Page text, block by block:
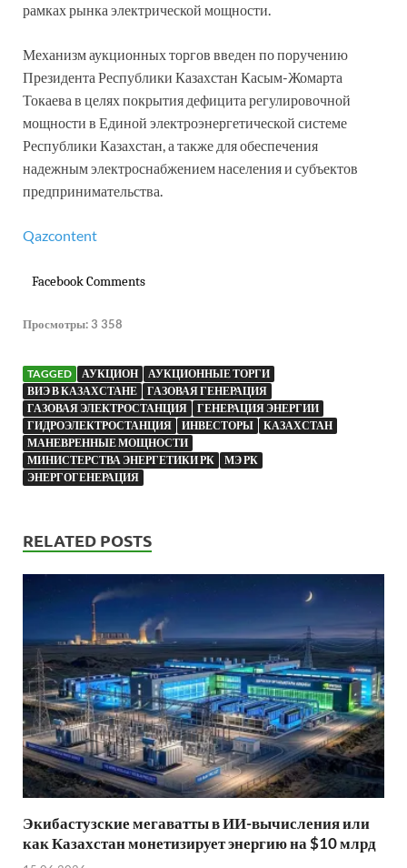
рамках рынка электрической мощности.
Механизм аукционных торгов введен по поручению
Президента Республики Казахстан Касым-Жомарта
Токаева в целях покрытия дефицита регулировочной
мощности в Единой электроэнергетической системе
Республики Казахстан, а также для обеспечения
надежным электроснабжением населения и субъектов
предпринимательства.
Qazcontent
Facebook Comments
Просмотры:3 358
TAGGED АУКЦИОН
АУКЦИОННЫЕ ТОРГИ
ВИЭ В КАЗАХСТАНЕ
ГАЗОВАЯ ГЕНЕРАЦИЯ
ГАЗОВАЯ ЭЛЕКТРОСТАНЦИЯ
ГЕНЕРАЦИЯ ЭНЕРГИИ
ГИДРОЭЛЕКТРОСТАНЦИЯ
ИНВЕСТОРЫ
КАЗАХСТАН
МАНЕВРЕННЫЕ МОЩНОСТИ
МИНИСТЕРСТВА ЭНЕРГЕТИКИ РК
МЭ РК
ЭНЕРГОГЕНЕРАЦИЯ
RELATED POSTS
Экибастузские мегаватты в ИИ-вычисления или
как Казахстан монетизирует энергию на $10 млрд